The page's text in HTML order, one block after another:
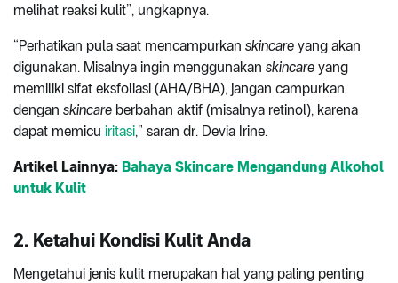
melihat reaksi kulit”, ungkapnya.
“Perhatikan pula saat mencampurkan skincare yang akan
digunakan. Misalnya ingin menggunakan skincare yang
memiliki sifat eksfoliasi (AHA/BHA), jangan campurkan
dengan skincare berbahan aktif (misalnya retinol), karena
dapat memicu iritasi,” saran dr. Devia Irine.
Artikel Lainnya: Bahaya Skincare Mengandung Alkohol
untuk Kulit
2. Ketahui Kondisi Kulit Anda
Mengetahui jenis kulit merupakan hal yang paling penting